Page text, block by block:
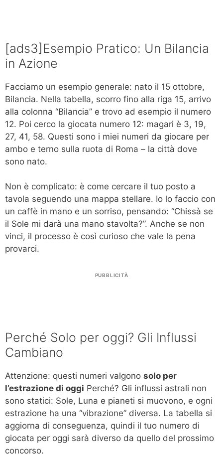
[ads3]Esempio Pratico: Un Bilancia
in Azione
Facciamo un esempio generale: nato il 15 ottobre,
Bilancia. Nella tabella, scorro fino alla riga 15, arrivo
alla colonna “Bilancia” e trovo ad esempio il numero
12. Poi cerco la giocata numero 12: magari è 3, 19,
27, 41, 58. Questi sono i miei numeri da giocare per
ambo e terno sulla ruota di Roma – la città dove
sono nato.
Non è complicato: è come cercare il tuo posto a
tavola seguendo una mappa stellare. Io lo faccio con
un caffè in mano e un sorriso, pensando: “Chissà se
il Sole mi darà una mano stavolta?”. Anche se non
vinci, il processo è così curioso che vale la pena
provarci.
PUBBLICITÀ
Perché Solo per oggi? Gli Influssi
Cambiano
Attenzione: questi numeri valgono solo per
l’estrazione di oggi Perché? Gli influssi astrali non
sono statici: Sole, Luna e pianeti si muovono, e ogni
estrazione ha una “vibrazione” diversa. La tabella si
aggiorna di conseguenza, quindi il tuo numero di
giocata per oggi sarà diverso da quello del prossimo
concorso.